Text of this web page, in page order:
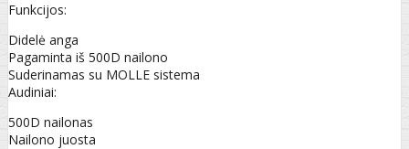
Funkcijos:
Didelė anga
Pagaminta iš 500D nailono
Suderinamas su MOLLE sistema
Audiniai:
500D nailonas
Nailono juosta